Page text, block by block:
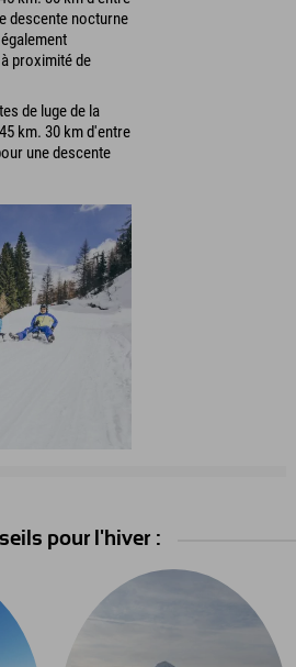
descente nocturne
proximité de
de luge de la
km. 30 km d'entre
une descente
pour l'hiver :